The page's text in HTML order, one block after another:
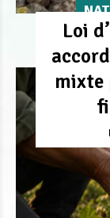
Loi
mixte